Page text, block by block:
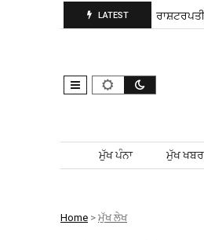
LATEST
ਲਈ ਮੈਦਾਨ ਵਿੱਚ ਨਿਤਰੀ ਰਾਸ਼ਟਰਪਤੀ
Skip to content
ਮੁੱਖ ਪੰਨਾ ਮੁੱਖ
Home > ਮੁੱਖ ਲੇਖ